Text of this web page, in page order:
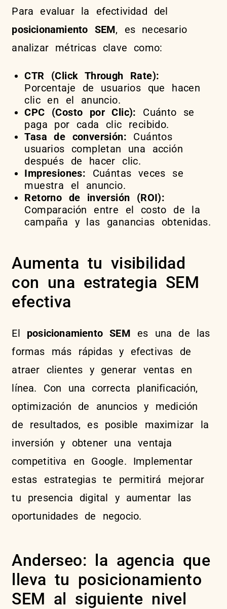
Para evaluar la efectividad del
posicionamiento SEM, es necesario
analizar métricas clave como:
CTR (Click Through Rate):
Porcentaje de usuarios que hacen
clic en el anuncio.
CPC (Costo por Clic): Cuánto se
paga por cada clic recibido.
Tasa de conversión: Cuántos
usuarios completan una acción
después de hacer clic.
Impresiones: Cuántas veces se
muestra el anuncio.
Retorno de inversión (ROI):
Comparación entre el costo de la
campaña y las ganancias obtenidas.
Aumenta tu visibilidad
con una estrategia SEM
efectiva
El posicionamiento SEM es una de las
formas más rápidas y efectivas de
atraer clientes y generar ventas en
línea. Con una correcta planificación,
optimización de anuncios y medición
de resultados, es posible maximizar la
inversión y obtener una ventaja
competitiva en Google. Implementar
estas estrategias te permitirá mejorar
tu presencia digital y aumentar las
oportunidades de negocio.
Anderseo: la agencia que
lleva tu posicionamiento
SEM al siguiente nivel